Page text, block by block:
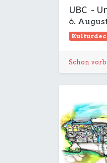
UBC -
6.
Schon